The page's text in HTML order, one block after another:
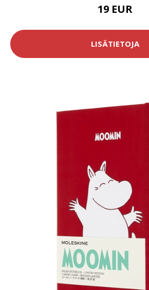
19 EUR
LISÄTIETOJA